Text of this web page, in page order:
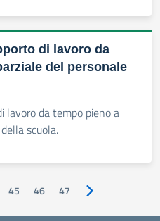
di lavoro da
del personale
lavoro da tempo pieno a
scuola.
45 46 47 Pagina